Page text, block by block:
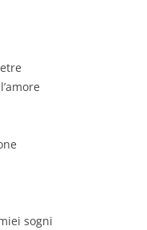
sogni